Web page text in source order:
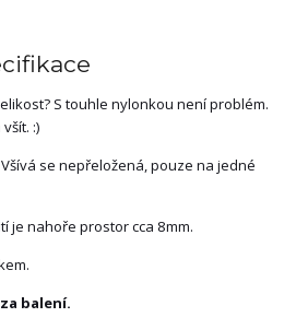
S touhle nylonkou není problém.
:)
se nepřeložená, pouze na jedné
je nahoře prostor cca 8mm.
balení.